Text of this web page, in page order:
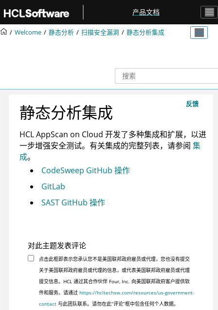
产品文档
Welcome 静态分析 扫描安全漏洞 静态分析集成
反馈
静态分析集成
HCL AppScan on Cloud 开发了多种集成和扩展，以进
一步增强安全测试。有关集成的完整列表，请参阅 集
成。
CodeSweep GitHub 操作
GitLab
SAST GitHub 操作
对此主题发表评论
点击此框即表示您承认您不是美国联邦政府雇员或代理，您也没有提交
关于美国联邦政府雇员或代理的信息，或代表美国联邦政府雇员或代理
提交信息。HCL 通过其合作伙伴 Four, Inc. 向美国联邦政府客户提供软
件和服务。请通过 https://hcltechsw.com/resources/us-government-
contact与此团队联系。请勿在此“评论”框中包含任何个人数据。